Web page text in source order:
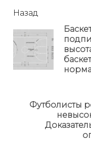
читать
еще
Назад
Футболисты